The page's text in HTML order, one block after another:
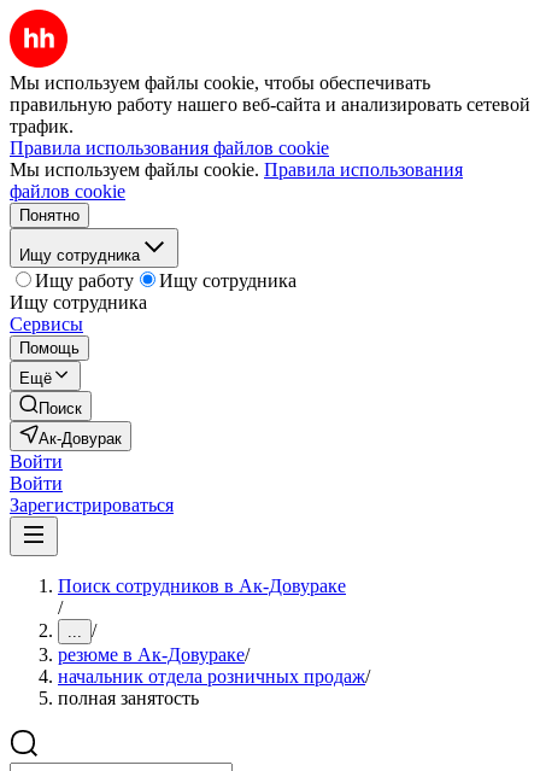
Мы используем файлы cookie, чтобы обеспечивать
правильную работу нашего веб-сайта и анализировать сетевой
трафик.
Правила использования файлов cookie
Мы используем файлы cookie. Правила использования
файлов cookie
Понятно
Ищу сотрудника
Ищу работу
Ищу сотрудника
Ищу сотрудника
Сервисы
Помощь
Ещё
Поиск
Ак-Довурак
Войти
Войти
Зарегистрироваться
Поиск сотрудников в Ак-Довураке
/
... /
резюме в Ак-Довураке/
начальник отдела розничных продаж/
полная занятость